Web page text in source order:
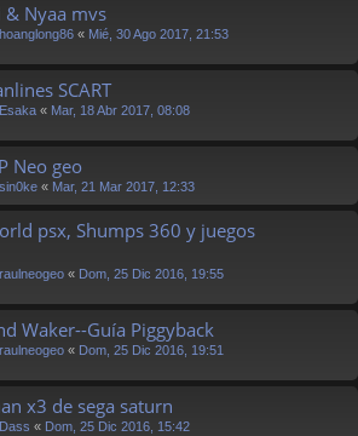
& Nyaa mvs
hoanglong86 « Mié, 30 Ago 2017, 21:53
SCART
Esaka « Mar, 18 Abr 2017, 08:08
Neo geo
sin0ke « Mar, 21 Mar 2017, 12:33
psx, Shumps 360 y juegos
raulneogeo « Dom, 25 Dic 2016, 19:55
Waker--Guía Piggyback
raulneogeo « Dom, 25 Dic 2016, 19:51
x3 de sega saturn
Dass « Dom, 25 Dic 2016, 15:42